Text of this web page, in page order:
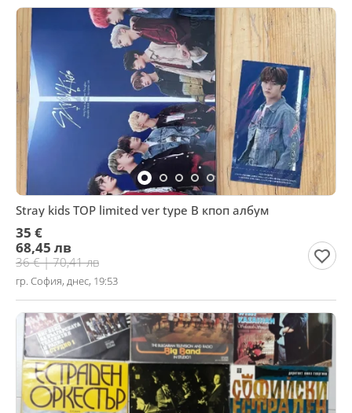
Stray kids TOP limited ver type B кпоп албум
35 €
68,45 лв
36 € | 70,41 лв
гр. София, днес, 19:53